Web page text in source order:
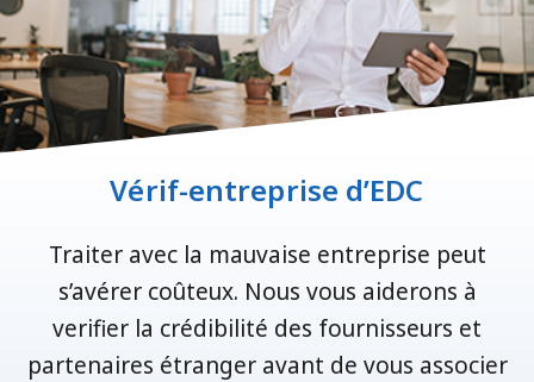
Vérif-entreprise d’EDC
Traiter avec la mauvaise entreprise peut
s’avérer coûteux. Nous vous aiderons à
verifier la crédibilité des fournisseurs et
partenaires étranger avant de vous associer